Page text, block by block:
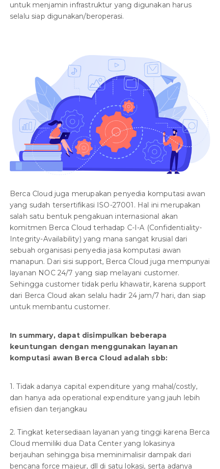
untuk menjamin infrastruktur yang digunakan harus
selalu siap digunakan/beroperasi.
Berca Cloud juga merupakan penyedia komputasi awan
yang sudah tersertifikasi ISO-27001. Hal ini merupakan
salah satu bentuk pengakuan internasional akan
komitmen Berca Cloud terhadap C-I-A (Confidentiality-
Integrity-Availability) yang mana sangat krusial dari
sebuah organisasi penyedia jasa komputasi awan
manapun. Dari sisi support, Berca Cloud juga mempunyai
layanan NOC 24/7 yang siap melayani customer.
Sehingga customer tidak perlu khawatir, karena support
dari Berca Cloud akan selalu hadir 24 jam/7 hari, dan siap
untuk membantu customer.
In summary, dapat disimpulkan beberapa
keuntungan dengan menggunakan layanan
komputasi awan Berca Cloud adalah sbb:
1. Tidak adanya capital expenditure yang mahal/costly,
dan hanya ada operational expenditure yang jauh lebih
efisien dan terjangkau
2. Tingkat ketersediaan layanan yang tinggi karena Berca
Cloud memiliki dua Data Center yang lokasinya
berjauhan sehingga bisa meminimalisir dampak dari
bencana force majeur, dll di satu lokasi, serta adanya